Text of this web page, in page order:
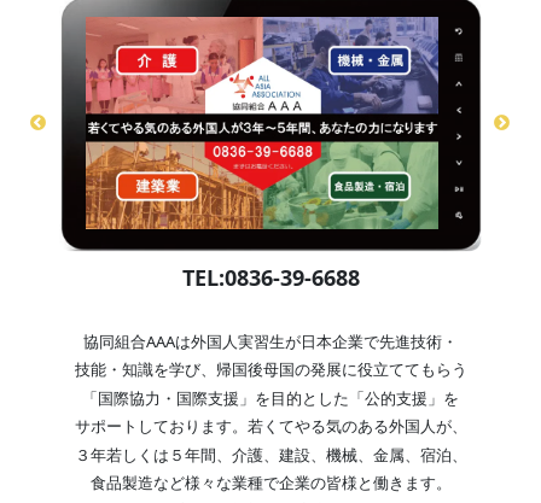
TEL:0836-39-6688
協同組合AAAは外国人実習生が日本企業で先進技術・
技能・知識を学び、帰国後母国の発展に役立ててもらう
「国際協力・国際支援」を目的とした「公的支援」を
サポートしております。若くてやる気のある外国人が、
３年若しくは５年間、介護、建設、機械、金属、宿泊、
食品製造など様々な業種で企業の皆様と働きます。